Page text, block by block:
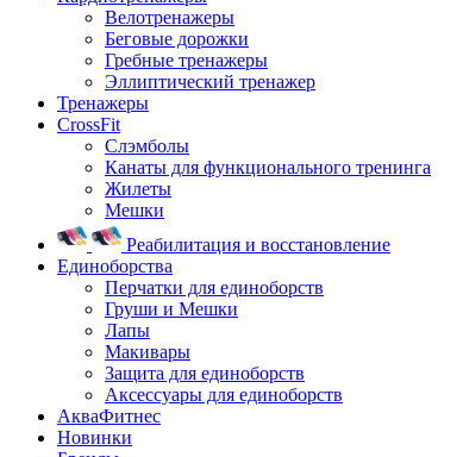
Велотренажеры
Беговые дорожки
Гребные тренажеры
Эллиптический тренажер
Тренажеры
CrossFit
Слэмболы
Канаты для функционального тренинга
Жилеты
Мешки
Реабилитация и восстановление
Единоборства
Перчатки для единоборств
Груши и Мешки
Лапы
Макивары
Защита для единоборств
Аксессуары для единоборств
АкваФитнес
Новинки